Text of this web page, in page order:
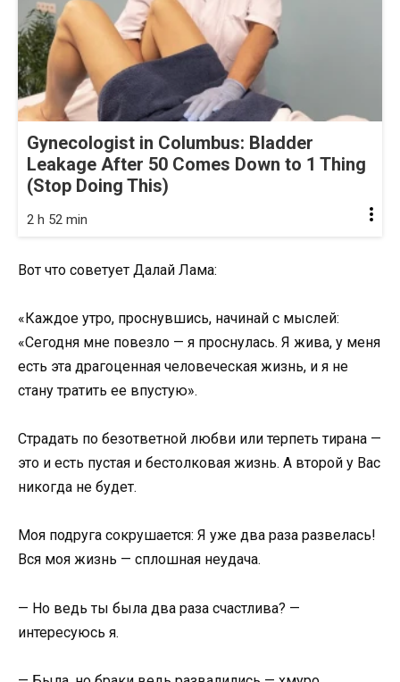
Gynecologist in Columbus: Bladder
Leakage After 50 Comes Down to 1 Thing
(Stop Doing This)
2 h 52 min
Вот что советует Далай Лама:
«Каждое утро, проснувшись, начинай с мыслей:
«Сегодня мне повезло — я проснулась. Я жива, у меня
есть эта драгоценная человеческая жизнь, и я не
стану тратить ее впустую».
Страдать по безответной любви или терпеть тирана —
это и есть пустая и бестолковая жизнь. А второй у Вас
никогда не будет.
Моя подруга сокрушается: Я уже два раза развелась!
Вся моя жизнь — сплошная неудача.
— Но ведь ты была два раза счастлива? —
интересуюсь я.